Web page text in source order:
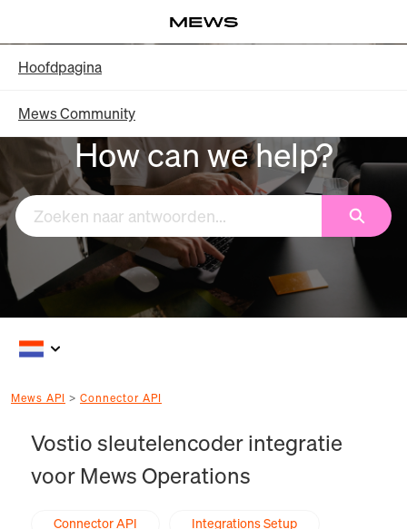
naar
hoofdinhoud
Hoofdpagina
Mews Community
How can we help?
Zoeken
Mews API Connector API
Vostio sleutelencoder integratie
voor Mews Operations
Connector API
Integrations Setup